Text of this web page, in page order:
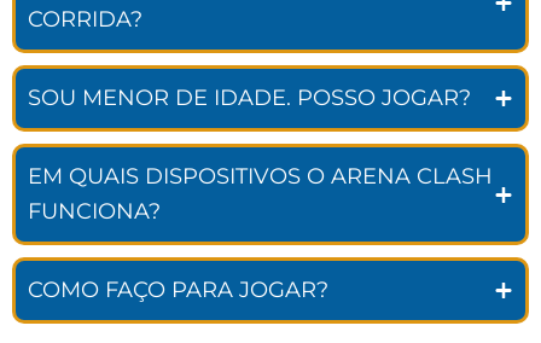
CORRIDA?
SOU MENOR DE IDADE. POSSO JOGAR?
EM QUAIS DISPOSITIVOS O ARENA CLASH
FUNCIONA?
COMO FAÇO PARA JOGAR?